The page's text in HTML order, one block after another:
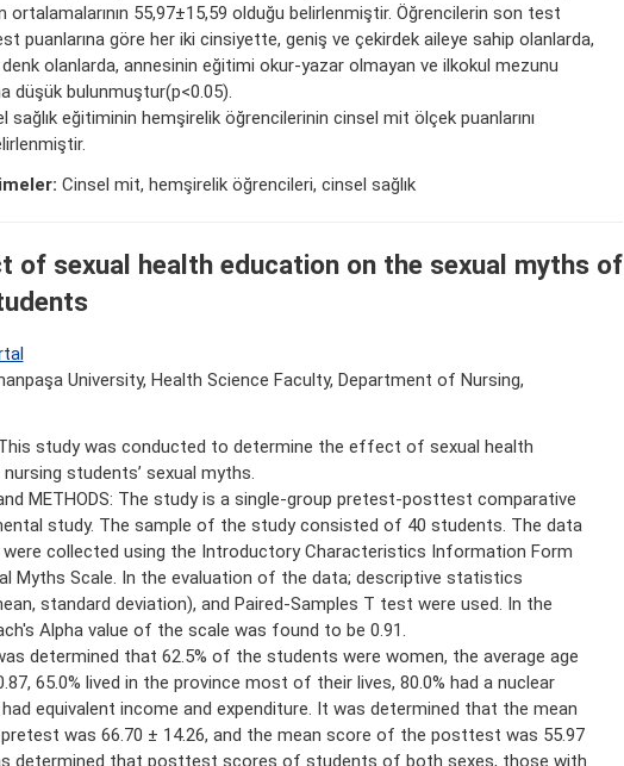
55,97±15,59 olduğu belirlenmiştir. Öğrencilerin son test
puanlarına göre her iki cinsiyette, geniş ve çekirdek aileye sahip olanlarda,
olanlarda, annesinin eğitimi okur-yazar olmayan ve ilkokul mezunu
düşük bulunmuştur(p<0.05).
sağlık eğitiminin hemşirelik öğrencilerinin cinsel mit ölçek puanlarını
Cinsel mit, hemşirelik öğrencileri, cinsel sağlık
of sexual health education on the sexual myths of
University, Health Science Faculty, Department of Nursing,
This study was conducted to determine the effect of sexual health
students’ sexual myths.
METHODS: The study is a single-group pretest-posttest comparative
study. The sample of the study consisted of 40 students. The data
collected using the Introductory Characteristics Information Form
Myths Scale. In the evaluation of the data; descriptive statistics
standard deviation), and Paired-Samples T test were used. In the
Alpha value of the scale was found to be 0.91.
determined that 62.5% of the students were women, the average age
65.0% lived in the province most of their lives, 80.0% had a nuclear
had equivalent income and expenditure. It was determined that the mean
was 66.70 ± 14.26, and the mean score of the posttest was 55.97
determined that posttest scores of students of both sexes, those with